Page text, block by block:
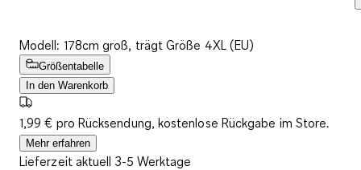
Modell: 178cm groß, trägt Größe 4XL (EU)
Größentabelle
In den Warenkorb
1,99 € pro Rücksendung, kostenlose Rückgabe im Store.
Mehr erfahren
Lieferzeit aktuell 3-5 Werktage